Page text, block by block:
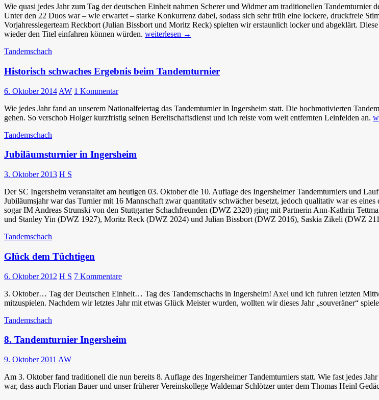
Wie quasi jedes Jahr zum Tag der deutschen Einheit nahmen Scherer und Widmer am traditionellen Tandemturnier
Unter den 22 Duos war – wie erwartet – starke Konkurrenz dabei, sodass sich sehr früh eine lockere, druckfreie
Vorjahressiegerteam Reckbort (Julian Bissbort und Moritz Reck) spielten wir erstaunlich locker und abgeklärt.
wieder den Titel einfahren können würden. 13.
Tandemturniers
weiterlesen →
Tandemschach
Historisch schwaches Ergebnis beim Tandemturnier
6. Oktober 2014 AW 1 Kommentar
Wie jedes Jahr fand an unserem Nationalfeiertag das Tandemturnier in Ingersheim statt. Die hochmotivierten
gehen. So verschob Holger kurzfristig seinen Bereitschaftsdienst und ich reiste vom weit entfernten Leinfelden an.
Tandemschach
Jubiläumsturnier in Ingersheim
3. Oktober 2013 H S
Der SC Ingersheim veranstaltet am heutigen 03. Oktober die 10. Auflage des Ingersheimer Tandemturniers und
Jubiläumsjahr war das Turnier mit 16 Mannschaft zwar quantitativ schwächer besetzt, jedoch qualitativ war es
sogar IM Andreas Strunski von den Stuttgarter Schachfreunden (DWZ 2320) ging mit Partnerin Ann-Kathrin
und Stanley Yin (DWZ 1927), Moritz Reck (DWZ 2024) und Julian Bissbort (DWZ 2016), Saskia Zikeli (DWZ
Tandemschach
Glück dem Tüchtigen
6. Oktober 2012 H S 7 Kommentare
3. Oktober… Tag der Deutschen Einheit… Tag des Tandemschachs in Ingersheim! Axel und ich fuhren letzten
mitzuspielen. Nachdem wir letztes Jahr mit etwas Glück Meister wurden, wollten wir dieses Jahr „souveräner“
Tandemschach
8. Tandemturnier Ingersheim
9. Oktober 2011 AW
Am 3. Oktober fand traditionell die nun bereits 8. Auflage des Ingersheimer Tandemturniers statt. Wie fast jedes
war, dass auch Florian Bauer und unser früherer Vereinskollege Waldemar Schlötzer unter dem Thomas Heinl